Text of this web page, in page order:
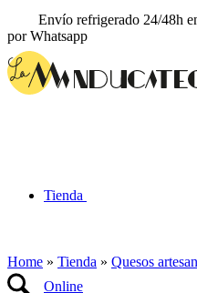
Envío refrigerado 24/48h
por Whatsapp
Tienda
Online
Home » Tienda » Quesos